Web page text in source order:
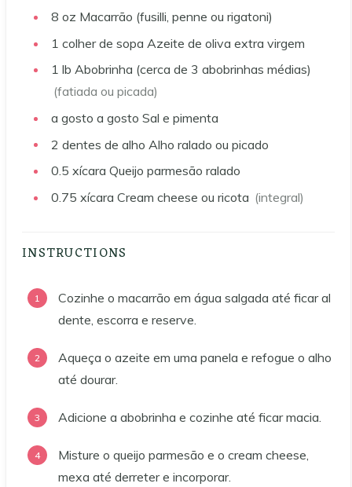
8 oz Macarrão (fusilli, penne ou rigatoni)
1 colher de sopa Azeite de oliva extra virgem
1 lb Abobrinha (cerca de 3 abobrinhas médias)
(fatiada ou picada)
a gosto a gosto Sal e pimenta
2 dentes de alho Alho ralado ou picado
0.5 xícara Queijo parmesão ralado
0.75 xícara Cream cheese ou ricota (integral)
INSTRUCTIONS
Cozinhe o macarrão em água salgada até ficar al
dente, escorra e reserve.
Aqueça o azeite em uma panela e refogue o alho
até dourar.
Adicione a abobrinha e cozinhe até ficar macia.
Misture o queijo parmesão e o cream cheese,
mexa até derreter e incorporar.